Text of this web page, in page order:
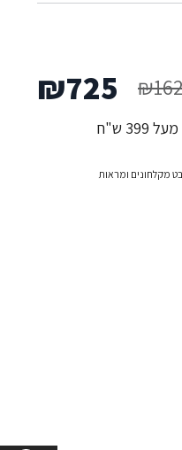
₪
המחיר
המקורי
היה:
₪725
ש"ח
מקלחונים ומראות